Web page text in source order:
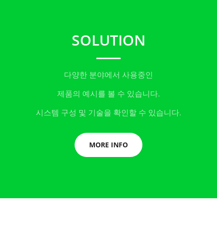
SOLUTION
다양한 분야에서 사용중인
제품의 예시를 볼 수 있습니다.
시스템 구성 및 기술을 확인할 수 있습니다.
MORE INFO